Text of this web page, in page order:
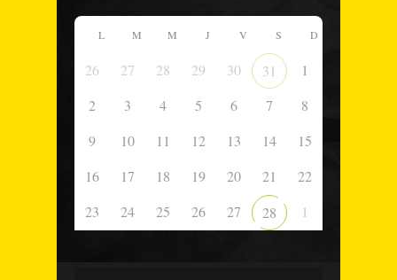
L M M J V S D
26 27 28 29 30 31
1
2
3 4 5 6 7
8
9
10 11 12 13 14
15
16
17 18 19 20 21
22
23
24 25 26 27 28 1